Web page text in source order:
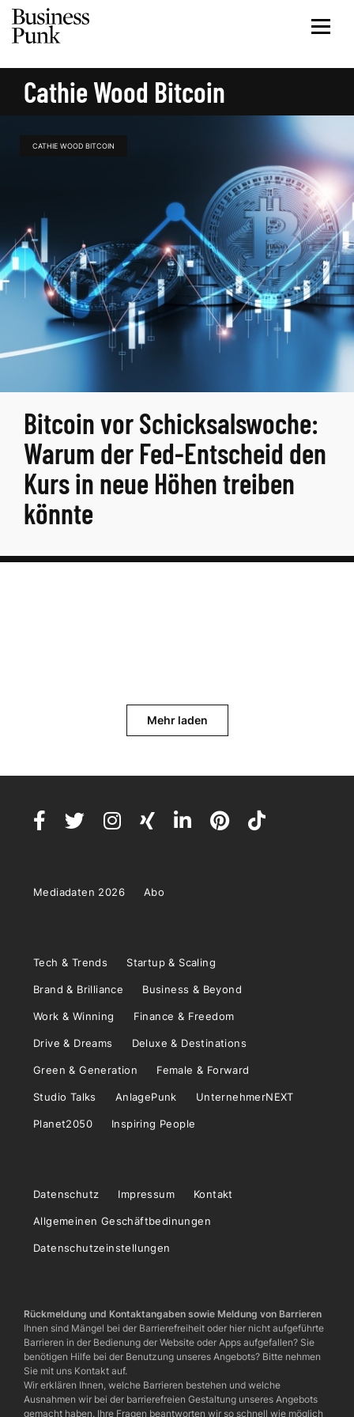
Cathie Wood Bitcoin
CATHIE WOOD BITCOIN
Bitcoin vor Schicksalswoche:
Warum der Fed-Entscheid den
Kurs in neue Höhen treiben
könnte
Mehr laden
Mediadaten 2026 Abo
Tech & Trends Startup & Scaling
Brand & Brilliance Business & Beyond
Work & Winning Finance & Freedom
Drive & Dreams Deluxe & Destinations
Green & Generation Female & Forward
Studio Talks AnlagePunk UnternehmerNEXT
Planet2050 Inspiring People
Datenschutz Impressum Kontakt
Allgemeinen Geschäftbedinungen
Datenschutzeinstellungen
Rückmeldung und Kontaktangaben sowie Meldung von Barrieren
Ihnen sind Mängel bei der Barrierefreiheit oder hier nicht aufgeführte
Barrieren in der Bedienung der Website oder Apps aufgefallen? Sie
benötigen Hilfe bei der Benutzung unseres Angebots? Bitte nehmen
Sie mit uns Kontakt auf.
Wir erklären Ihnen, welche Barrieren bestehen und welche
Ausnahmen wir bei der barrierefreien Gestaltung unseres Angebots
gemacht haben. Ihre Fragen beantworten wir so schnell wie möglich